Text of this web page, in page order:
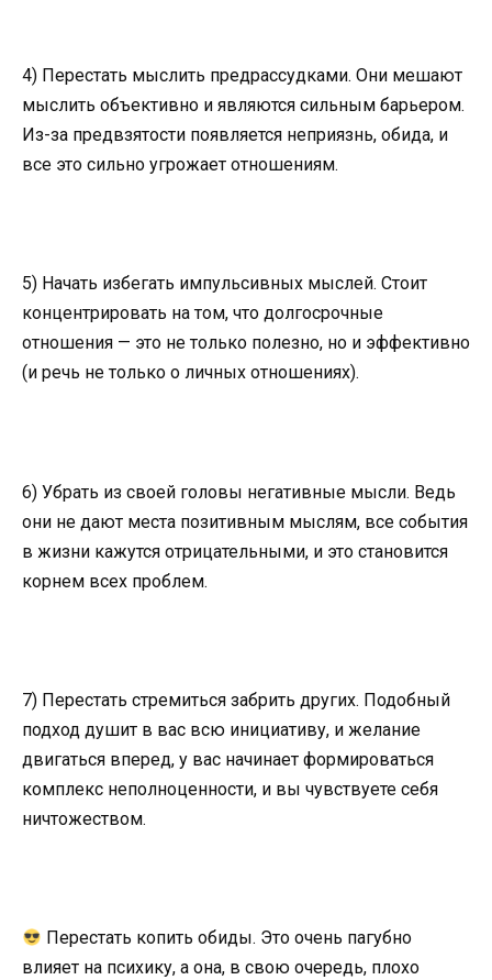
4) Перестать мыслить предрассудками. Они мешают
мыслить объективно и являются сильным барьером.
Из-за предвзятости появляется неприязнь, обида, и
все это сильно угрожает отношениям.
5) Начать избегать импульсивных мыслей. Стоит
концентрировать на том, что долгосрочные
отношения — это не только полезно, но и эффективно
(и речь не только о личных отношениях).
6) Убрать из своей головы негативные мысли. Ведь
они не дают места позитивным мыслям, все события
в жизни кажутся отрицательными, и это становится
корнем всех проблем.
7) Перестать стремиться забрить других. Подобный
подход душит в вас всю инициативу, и желание
двигаться вперед, у вас начинает формироваться
комплекс неполноценности, и вы чувствуете себя
ничтожеством.
Перестать копить обиды. Это очень пагубно
влияет на психику, а она, в свою очередь, плохо